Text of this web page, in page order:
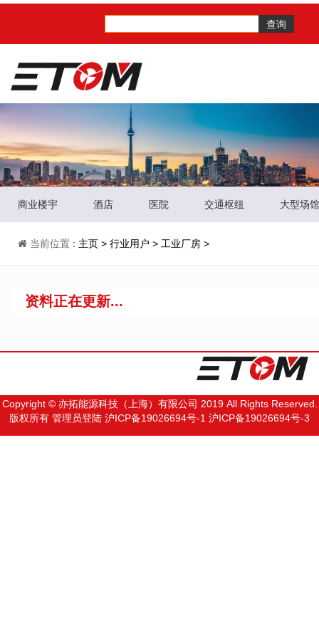
查询
商业楼宇 酒店 医院 交通枢纽 大型场馆
当前位置 : 主页 > 行业用户 > 工业厂房 >
资料正在更新...
Copyright © 亦拓能源科技（上海）有限公司 2019 All Rights Reserved.
版权所有 管理员登陆 沪ICP备19026694号-1 沪ICP备19026694号-3